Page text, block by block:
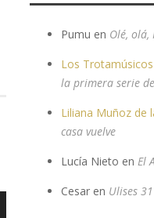
Pumu en Olé, olá,
Los
la primera serie
Liliana Muñoz de
casa vuelve
Lucía Nieto en El
Cesar en Ulises 31